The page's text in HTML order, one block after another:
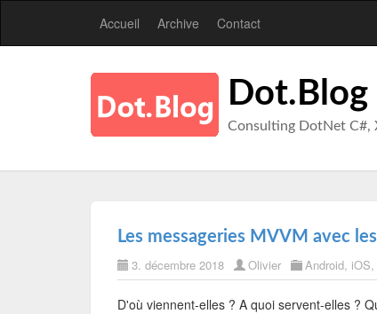
Accueil Archive Contact
Dot.Blog
Consulting DotNet C#,
Les messageries MVVM avec
3. décembre 2018 Olivier Android, iOS,
D'où viennent-elles ? A quoi servent-elles ?